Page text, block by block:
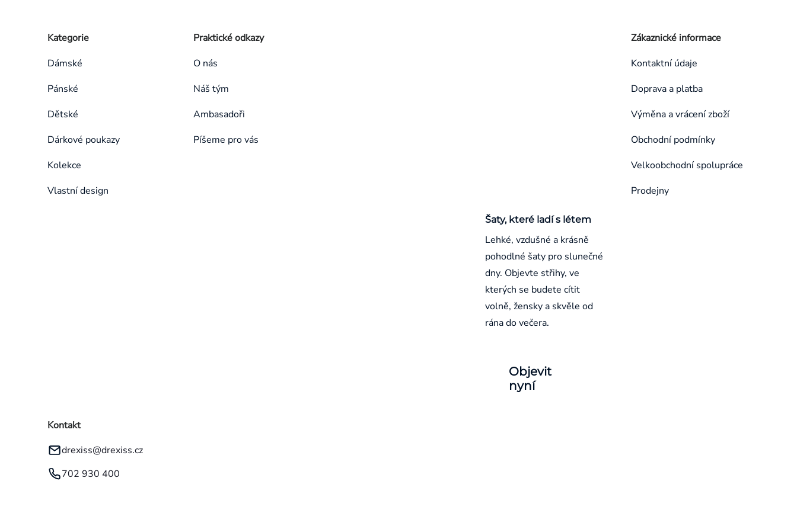
kategorie
Kategorie
Dámské
Pánské
Dětské
Dárkové poukazy
Kolekce
Vlastní design
Praktické odkazy
O nás
Náš tým
Ambasadoři
Píšeme pro vás
Šaty, které ladí s létem
Lehké, vzdušné a krásně
pohodlné šaty pro slunečné
dny. Objevte střihy, ve
kterých se budete cítit
volně, žensky a skvěle od
rána do večera.
Objevit
nyní
Zákaznické informace
Kontaktní údaje
Doprava a platba
Výměna a vrácení zboží
Obchodní podmínky
Velkoobchodní spolupráce
Prodejny
Kontakt
drexiss@drexiss.cz
702 930 400